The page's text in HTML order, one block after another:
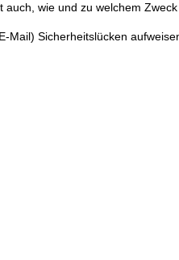
wie und zu welchem Zweck
Sicherheitslücken